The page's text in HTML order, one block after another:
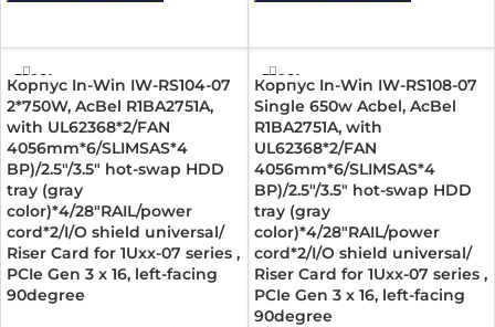
ПРОДА
НО
Корпус In-Win IW-RS104-07
2*750W, AcBel R1BA2751A,
with UL62368*2/FAN
4056mm*6/SLIMSAS*4
BP)/2.5″/3.5″ hot-swap HDD
tray (gray
color)*4/28″RAIL/power
cord*2/I/O shield universal/
Riser Card for 1Uxx-07 series ,
PCIe Gen 3 x 16, left-facing
90degree
ПРОДА
НО
Корпус In-Win IW-RS108-07
Single 650w Acbel, AcBel
R1BA2751A, with
UL62368*2/FAN
4056mm*6/SLIMSAS*4
BP)/2.5″/3.5″ hot-swap HDD
tray (gray
color)*4/28″RAIL/power
cord*2/I/O shield universal/
Riser Card for 1Uxx-07 series ,
PCIe Gen 3 x 16, left-facing
90degree